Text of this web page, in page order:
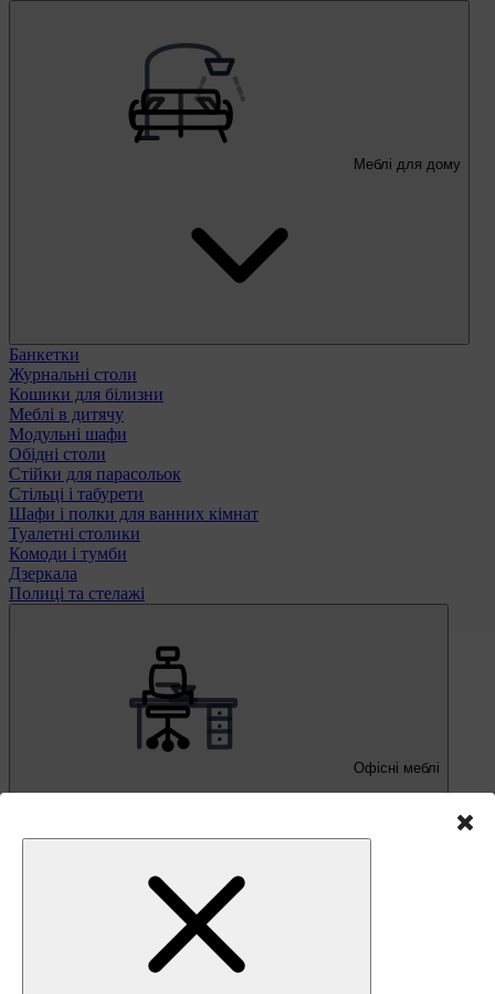
Меблі для дому
Банкетки
Журнальні столи
Кошики для білизни
Меблі в дитячу
Модульні шафи
Обідні столи
Стійки для парасольок
Стільці і табурети
Шафи і полки для ванних кімнат
Туалетні столики
Комоди і тумби
Дзеркала
Полиці та стелажі
Офісні меблі
Письмові та комп'ютерні столи
Офісні крісла та стільці